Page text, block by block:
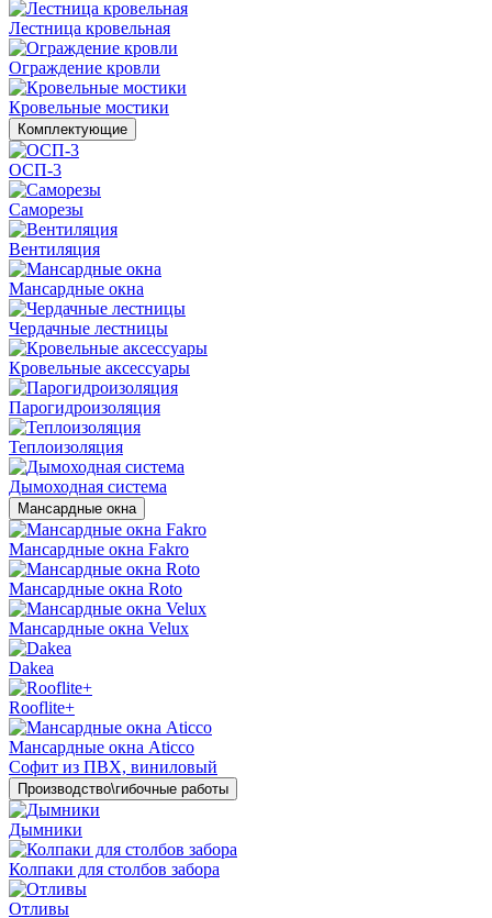
Лестница кровельная
Ограждение кровли
Кровельные мостики
Комплектующие
ОСП-3
Саморезы
Вентиляция
Мансардные окна
Чердачные лестницы
Кровельные аксессуары
Парогидроизоляция
Теплоизоляция
Дымоходная система
Мансардные окна
Мансардные окна Fakro
Мансардные окна Roto
Мансардные окна Velux
Dakea
Rooflite+
Мансардные окна Aticco
Софит из ПВХ, виниловый
Производство\гибочные работы
Дымники
Колпаки для столбов забора
Отливы